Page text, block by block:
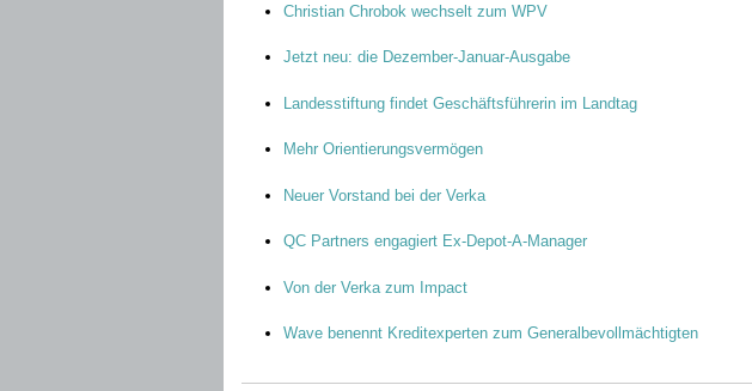
Christian Chrobok wechselt zum WPV
Jetzt neu: die Dezember-Januar-Ausgabe
Landesstiftung findet Geschäftsführerin im Landtag
Mehr Orientierungsvermögen
Neuer Vorstand bei der Verka
QC Partners engagiert Ex-Depot-A-Manager
Von der Verka zum Impact
Wave benennt Kreditexperten zum Generalbevollmächtigten